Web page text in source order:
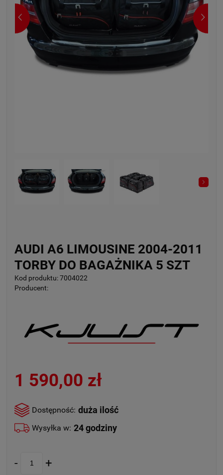
AUDI A6 LIMOUSINE 2004-2011
TORBY DO BAGAŻNIKA 5 SZT
Kod produktu:7004022
Producent:
1 590,00 zł
Dostępność: duża ilość
Wysyłka w: 24 godziny
- +